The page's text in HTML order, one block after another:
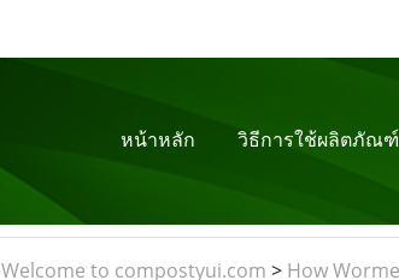
หน้าหลัก วิธีการใช้ผลิตภัณฑ์
Welcome to compostyui.com > How